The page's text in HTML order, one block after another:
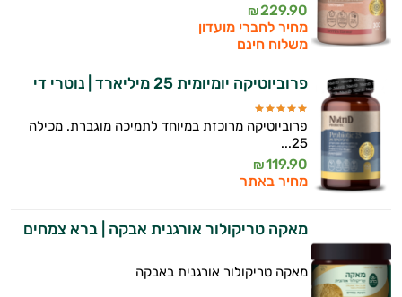
229.90
₪
מחיר לחברי מועדון
משלוח חינם
פרוביוטיקה יומיומית 25 מיליארד | נוטרי די
פרוביוטיקה מרוכזת במיוחד לתמיכה מוגברת. מכילה
25...
119.90
₪
מחיר באתר
מאקה טריקולור אורגנית אבקה | ברא צמחים
מאקה טריקולור אורגנית באבקה